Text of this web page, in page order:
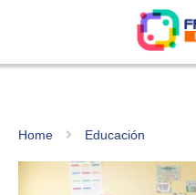
Home Educación